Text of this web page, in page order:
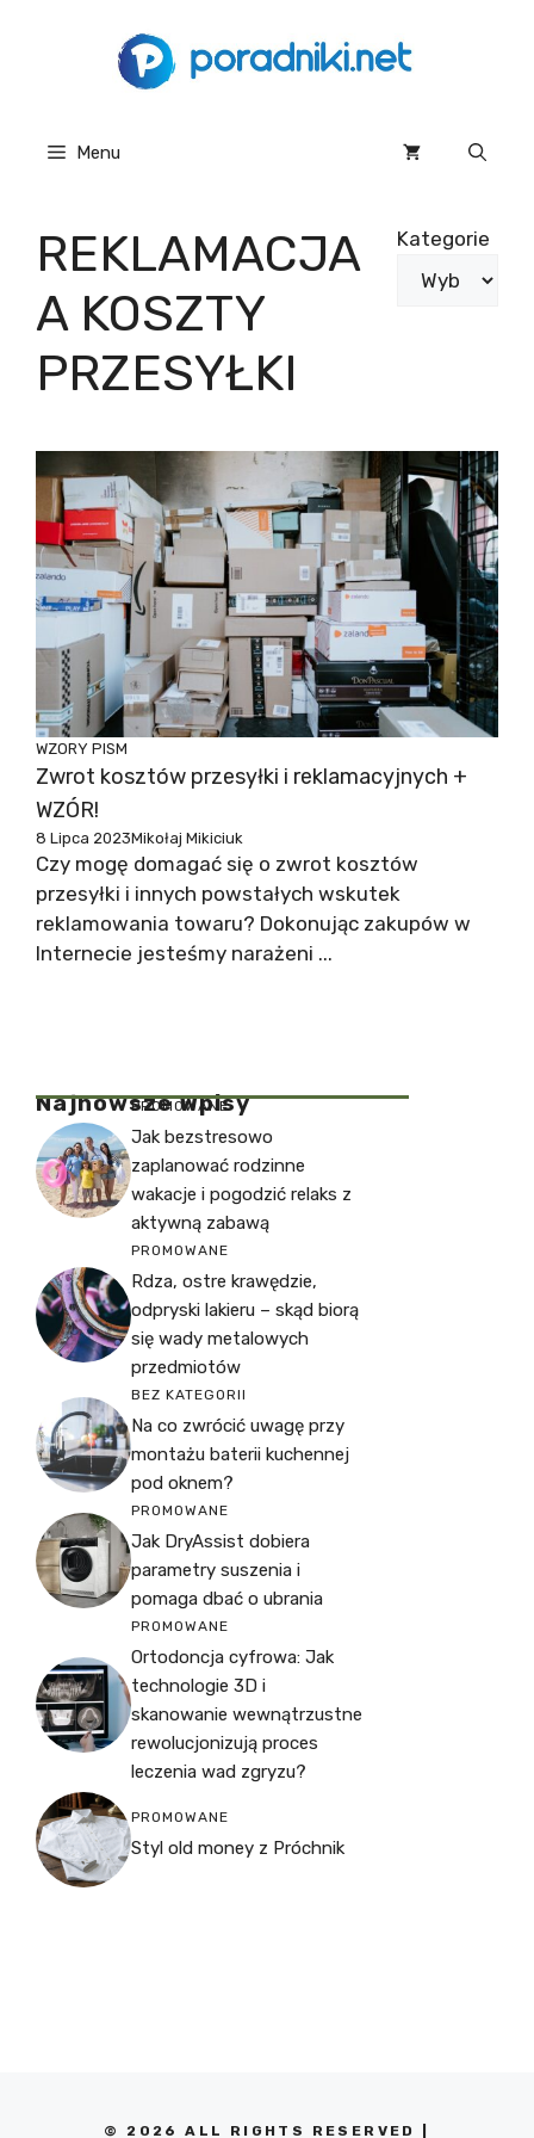
Menu
REKLAMACJA
A KOSZTY
PRZESYŁKI
Kategorie
WZORY PISM
Zwrot kosztów przesyłki i reklamacyjnych +
WZÓR!
8 Lipca 2023Mikołaj Mikiciuk
Czy mogę domagać się o zwrot kosztów
przesyłki i innych powstałych wskutek
reklamowania towaru? Dokonując zakupów w
Internecie jesteśmy narażeni ...
Najnowsze Wpisy
PROMOWANE
Jak bezstresowo
zaplanować rodzinne
wakacje i pogodzić relaks z
aktywną zabawą
PROMOWANE
Rdza, ostre krawędzie,
odpryski lakieru – skąd biorą
się wady metalowych
przedmiotów
BEZ KATEGORII
Na co zwrócić uwagę przy
montażu baterii kuchennej
pod oknem?
PROMOWANE
Jak DryAssist dobiera
parametry suszenia i
pomaga dbać o ubrania
PROMOWANE
Ortodoncja cyfrowa: Jak
technologie 3D i
skanowanie wewnątrzustne
rewolucjonizują proces
leczenia wad zgryzu?
PROMOWANE
Styl old money z Próchnik
© 2026 ALL RIGHTS RESERVED |